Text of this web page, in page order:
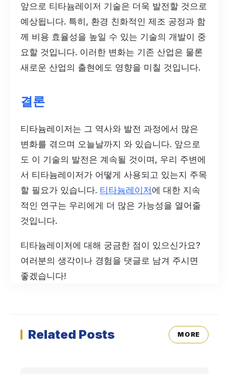
앞으로 티타늄레이저 기술은 더욱 발전할 것으로
예상됩니다. 특히, 환경 친화적인 제조 공정과 함
께 비용 효율성을 높일 수 있는 기술의 개발이 중
요할 것입니다. 이러한 변화는 기존 산업은 물론
새로운 산업의 출현에도 영향을 미칠 것입니다.
결론
티타늄레이저는 그 역사와 발전 과정에서 많은
변화를 겪으며 오늘날까지 와 있습니다. 앞으로
도 이 기술의 발전은 계속될 것이며, 우리 주변에
서 티타늄레이저가 어떻게 사용되고 있는지 주목
할 필요가 있습니다. 티타늄레이저에 대한 지속
적인 연구는 우리에게 더 많은 가능성을 열어줄
것입니다.
티타늄레이저에 대해 궁금한 점이 있으신가요?
여러분의 생각이나 경험을 댓글로 남겨 주시면
좋겠습니다!
Related Posts MORE